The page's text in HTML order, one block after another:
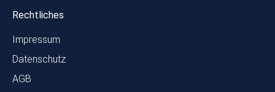
Rechtliches
Impressum
Datenschutz
AGB